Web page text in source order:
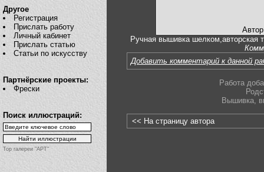
Другое
Регистрация
Прислать работу
Личный кабинет
Прислать статью
Статьи по искусству
Партнёрские проекты:
Фрески
Поиск иллюстраций:
Top галереи "АРТ"
Ручная вышивка шелком,авторская
Добавить комментарий к данной
Работа
Вышивка,
<< На страницу автора